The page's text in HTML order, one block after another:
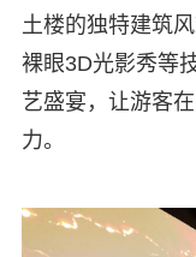
土楼的独特建筑
裸眼3D光影秀等
艺盛宴，让游客
力。